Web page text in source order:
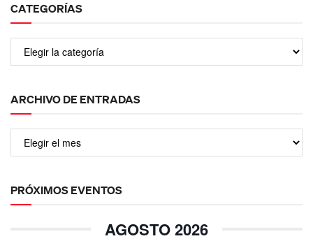
CATEGORÍAS
ARCHIVO DE ENTRADAS
PRÓXIMOS EVENTOS
AGOSTO 2026